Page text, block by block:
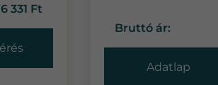
331 Ft
Bruttó ár:
Adatlap